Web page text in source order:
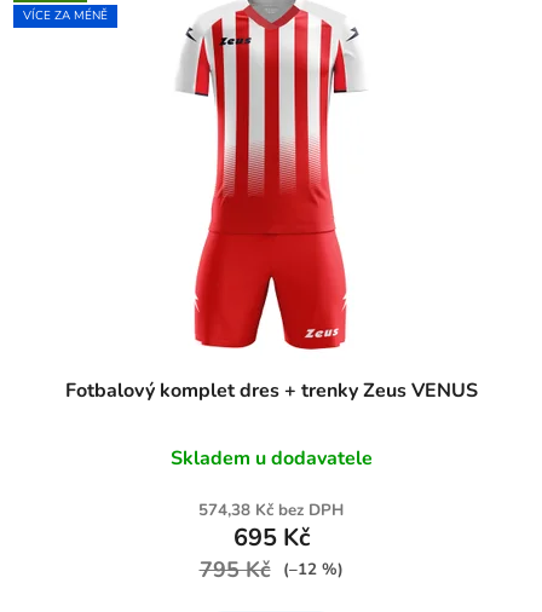
VÍCE ZA MÉNĚ
Fotbalový komplet dres + trenky Zeus VENUS
Skladem u dodavatele
574,38 Kč bez DPH
695 Kč
795 Kč (–12 %)